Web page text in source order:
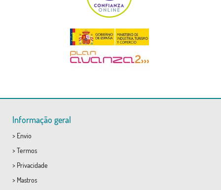
Informação geral
> Envio
> Termos
> Privacidade
> Mastros